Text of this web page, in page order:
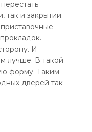
так и закрытии.
И
лучше. В такой
форму. Таким
дверей так